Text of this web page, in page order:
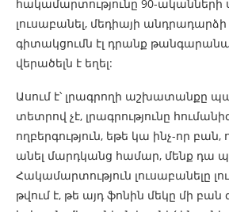
հակամարտությունը 90-ականների
լուսաբանել, մեդիայի անդրադարձի
գիտակցումն էլ դրանք
վերածելն է եղել:
Ասում է՝ լրագրողի աշխատանքը
տետրով չէ, լրագրությունը
ողբերգություն, եթե կա ինչ-որ
անել մարդկանց համար, մենք դա
Հակամարտություն լուսաբանելը
թվում է, թե այդ ֆոնին մեկը մի բան